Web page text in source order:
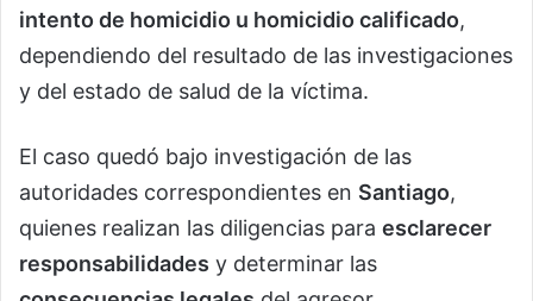
intento de homicidio u homicidio calificado,
dependiendo del resultado de las investigaciones
y del estado de salud de la víctima.
El caso quedó bajo investigación de las
autoridades correspondientes en Santiago,
quienes realizan las diligencias para esclarecer
responsabilidades y determinar las